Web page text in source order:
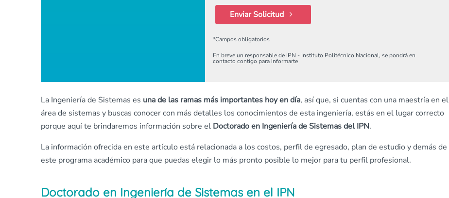
Enviar Solicitud
*Campos obligatorios
En breve un responsable de IPN - Instituto Politécnico Nacional, se pondrá en
contacto contigo para informarte
La Ingeniería de Sistemas es una de las ramas más importantes hoy en día, así que, si cuentas con una maestría en el
área de sistemas y buscas conocer con más detalles los conocimientos de esta ingeniería, estás en el lugar correcto
porque aquí te brindaremos información sobre el Doctorado en Ingeniería de Sistemas del IPN.
La información ofrecida en este artículo está relacionada a los costos, perfil de egresado, plan de estudio y demás de
este programa académico para que puedas elegir lo más pronto posible lo mejor para tu perfil profesional.
Doctorado en Ingeniería de Sistemas en el IPN